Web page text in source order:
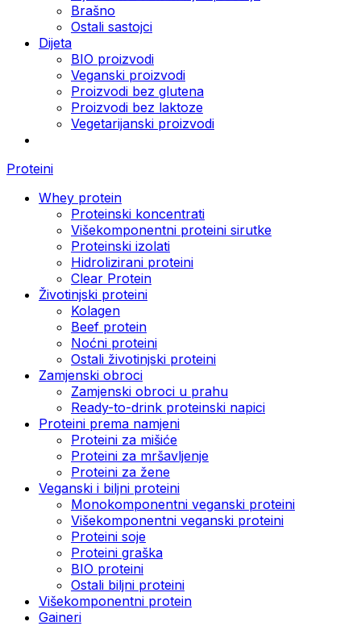
Brašno
Ostali sastojci
Dijeta
BIO proizvodi
Veganski proizvodi
Proizvodi bez glutena
Proizvodi bez laktoze
Vegetarijanski proizvodi
Proteini
Whey protein
Proteinski koncentrati
Višekomponentni proteini sirutke
Proteinski izolati
Hidrolizirani proteini
Clear Protein
Životinjski proteini
Kolagen
Beef protein
Noćni proteini
Ostali životinjski proteini
Zamjenski obroci
Zamjenski obroci u prahu
Ready-to-drink proteinski napici
Proteini prema namjeni
Proteini za mišiće
Proteini za mršavljenje
Proteini za žene
Veganski i biljni proteini
Monokomponentni veganski proteini
Višekomponentni veganski proteini
Proteini soje
Proteini graška
BIO proteini
Ostali biljni proteini
Višekomponentni protein
Gaineri